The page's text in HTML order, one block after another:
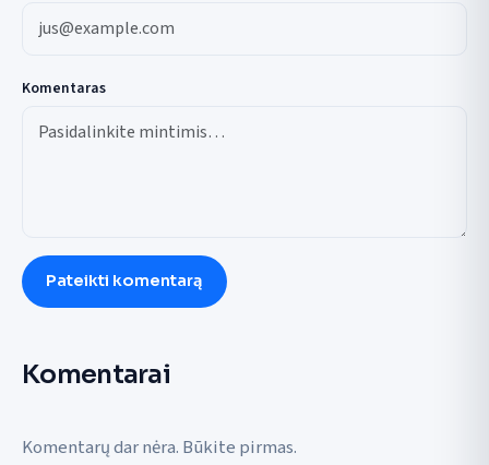
Komentaras
Pateikti komentarą
Komentarai
Komentarų dar nėra. Būkite pirmas.